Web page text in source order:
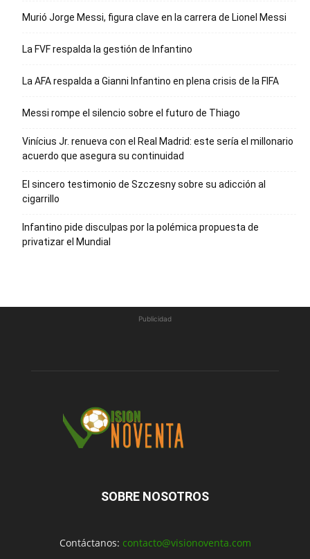
Murió Jorge Messi, figura clave en la carrera de Lionel Messi
La FVF respalda la gestión de Infantino
La AFA respalda a Gianni Infantino en plena crisis de la FIFA
Messi rompe el silencio sobre el futuro de Thiago
Vinícius Jr. renueva con el Real Madrid: este sería el millonario
acuerdo que asegura su continuidad
El sincero testimonio de Szczesny sobre su adicción al
cigarrillo
Infantino pide disculpas por la polémica propuesta de
privatizar el Mundial
Publicidad
SOBRE NOSOTROS
Contáctanos: contacto@visionoventa.com